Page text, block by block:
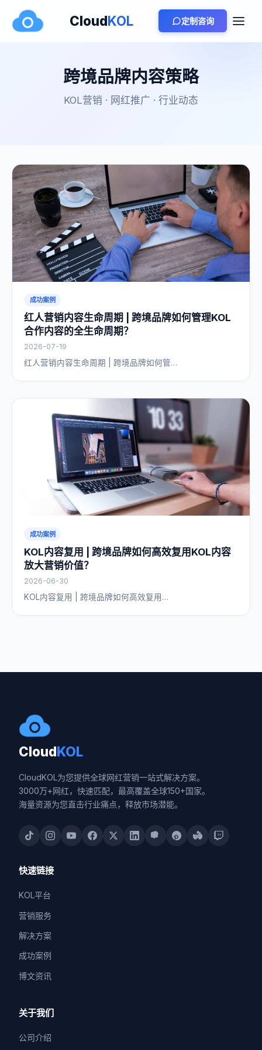
CloudKOL 定制咨询
跨境品牌内容策略
KOL营销 · 网红推广 · 行业动态
成功案例
红人营销内容生命周期 | 跨境品牌如何管理KOL
合作内容的全生命周期？
2026-07-19
红人营销内容生命周期 | 跨境品牌如何管…
成功案例
KOL内容复用 | 跨境品牌如何高效复用KOL内容
放大营销价值？
2026-06-30
KOL内容复用 | 跨境品牌如何高效复用…
CloudKOL
CloudKOL为您提供全球网红营销一站式解决方案。
3000万+网红，快速匹配，最高覆盖全球150+国家。
海量资源为您直击行业痛点，释放市场潜能。
快速链接
KOL平台
营销服务
解决方案
成功案例
博文资讯
关于我们
公司介绍